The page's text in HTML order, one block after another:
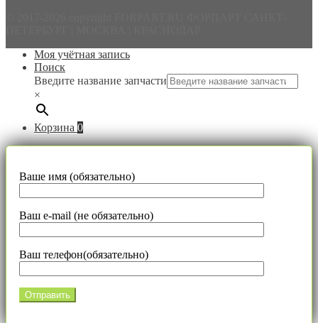
Моя учётная запись
Поиск
Введите название запчасти
×
Корзина 0
Ваше имя (обязательно)
Ваш e-mail (не обязательно)
Ваш телефон(обязательно)